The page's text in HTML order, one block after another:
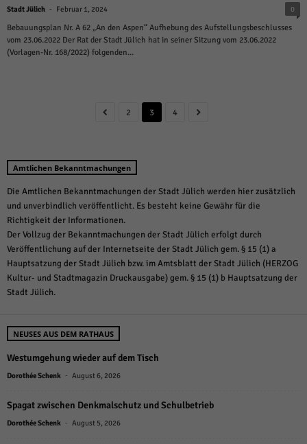
Stadt Jülich - Februar 1, 2024 0
Bebauungsplan Nr. A 62 „An den Aspen“ Aufhebung des Aufstellungsbeschlusses
vom 23.06.2022 Der Rat der Stadt Jülich hat in seiner Sitzung vom 23.06.2022
(Vorlagen-Nr. 168/2022) folgenden...
2 3 4
Amtlichen Bekanntmachungen
Die Amtlichen Bekanntmachungen der Stadt Jülich werden hier zusätzlich
und unverbindlich veröffentlicht. Es besteht keine Gewähr für die
Richtigkeit der Informationen.
Der Vollzug der Bekanntmachungen der Stadt Jülich erfolgt durch
Veröffentlichung auf der Internetseite der Stadt Jülich gem. § 15 (1) a
Hauptsatzung der Stadt Jülich bzw. im Amtsblatt der Stadt Jülich (HERZOG
Kultur- und Stadtmagazin Druckausgabe) gem. § 15 (1) b Hauptsatzung der
Stadt Jülich.
NEUSES AUS DEM RATHAUS
Westumgehung wieder auf dem Tisch
Dorothée Schenk - August 6, 2026
Spagat zwischen Denkmalschutz und Schulbetrieb
Dorothée Schenk - August 5, 2026